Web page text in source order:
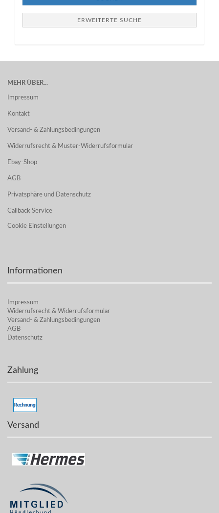
ERWEITERTE SUCHE
MEHR ÜBER...
Impressum
Kontakt
Versand- & Zahlungsbedingungen
Widerrufsrecht & Muster-Widerrufsformular
Ebay-Shop
AGB
Privatsphäre und Datenschutz
Callback Service
Cookie Einstellungen
Informationen
Impressum
Widerrufsrecht & Widerrufsformular
Versand- & Zahlungsbedingungen
AGB
Datenschutz
Zahlung
Versand